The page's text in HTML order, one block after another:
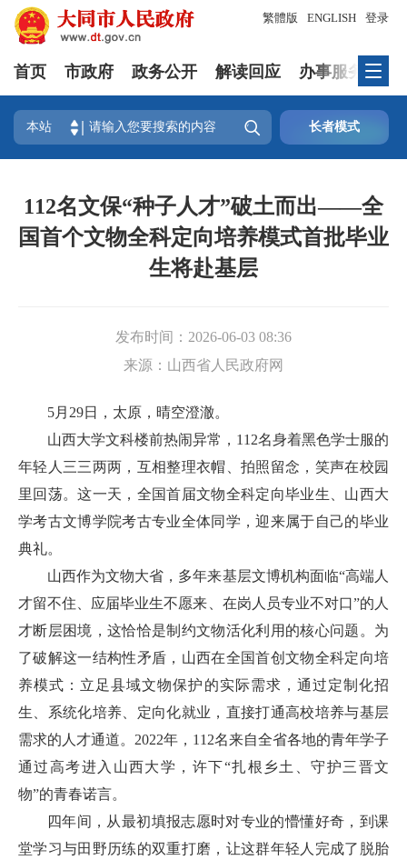
登录
繁體版 ENGLISH
首页 市政府 政务公开 解读回应 办事服务
本站  长者模式
112名文保“种子人才”破土而出——全
国首个文物全科定向培养模式首批毕业
生将赴基层
发布时间： 2026-06-03 08:36
来源： 山西省人民政府网
5月29日，太原，晴空澄澈。
山西大学文科楼前热闹异常，112名身着黑色学士服的
年轻人三三两两，互相整理衣帽、拍照留念，笑声在校园
里回荡。这一天，全国首届文物全科定向毕业生、山西大
学考古文博学院考古专业全体同学，迎来属于自己的毕业
典礼。
山西作为文物大省，多年来基层文博机构面临“高端人
才留不住、应届毕业生不愿来、在岗人员专业不对口”的人
才断层困境，这恰恰是制约文物活化利用的核心问题。为
了破解这一结构性矛盾，山西在全国首创文物全科定向培
养模式：立足县域文物保护的实际需求，通过定制化招
生、系统化培养、定向化就业，直接打通高校培养与基层
需求的人才通道。2022年，112名来自全省各地的青年学子
通过高考进入山西大学，许下“扎根乡土、守护三晋文
物”的青春诺言。
四年间，从最初填报志愿时对专业的懵懂好奇，到课
堂学习与田野历练的双重打磨，让这群年轻人完成了脱胎